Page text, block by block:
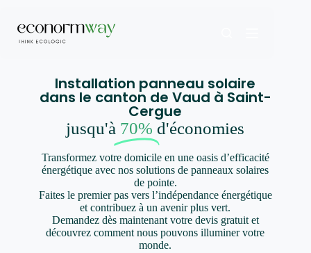
Installation panneau solaire
dans le canton de Vaud à Saint-
Cergue
jusqu'à 70% d'économies
Transformez votre domicile en une oasis d’efficacité
énergétique avec nos solutions de panneaux solaires
de pointe.
Faites le premier pas vers l’indépendance énergétique
et contribuez à un avenir plus vert.
Demandez dès maintenant votre devis gratuit et
découvrez comment nous pouvons illuminer votre
monde.